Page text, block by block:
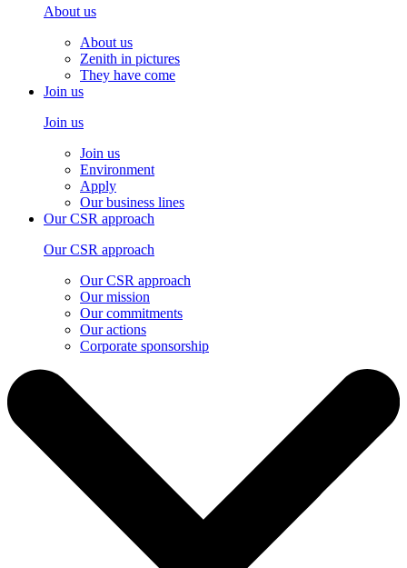
About us
About us
Zenith in pictures
They have come
Join us
Join us
Join us
Environment
Apply
Our business lines
Our CSR approach
Our CSR approach
Our CSR approach
Our mission
Our commitments
Our actions
Corporate sponsorship